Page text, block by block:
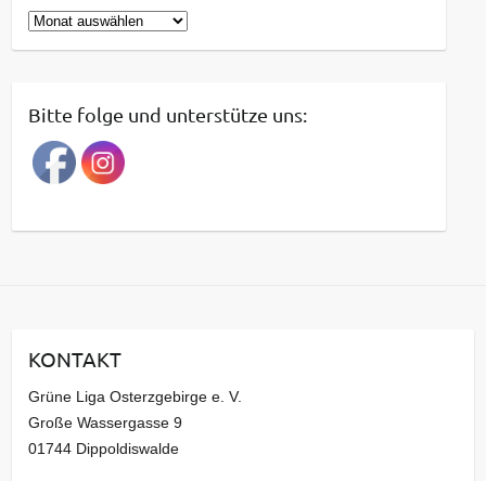
B
e
r
a
g
a
v
Bitte folge und unterstütze uns:
KONTAKT
Grüne Liga Osterzgebirge e. V.
Große Wassergasse 9
01744 Dippoldiswalde